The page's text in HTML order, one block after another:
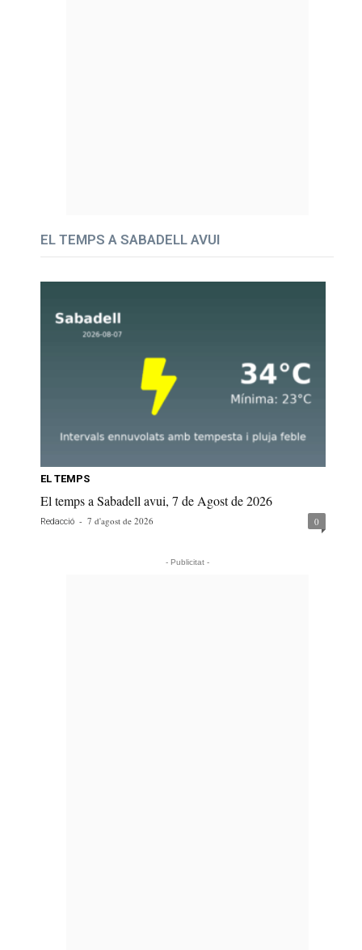
EL TEMPS A SABADELL AVUI
EL TEMPS
El temps a Sabadell avui, 7 de Agost de 2026
Redacció - 7 d'agost de 2026 0
- Publicitat -